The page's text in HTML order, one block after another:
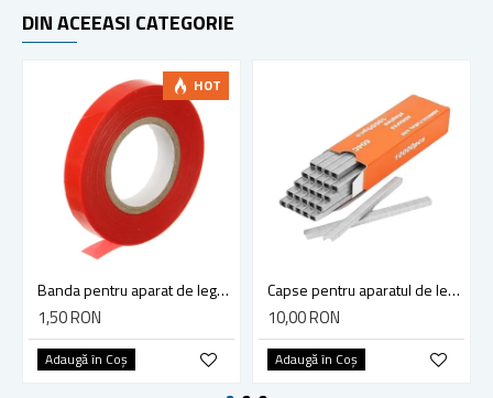
DIN ACEEASI CATEGORIE
HOT
Banda pentru aparat de legat vita de vie, plante, solar, palisat, culoare rosie
1,50 RON
Adaugă în Coş
Capse pentru aparatul de legat vita de vie, legume, pomi fructiferi
10,00 RON
Adaugă în Coş